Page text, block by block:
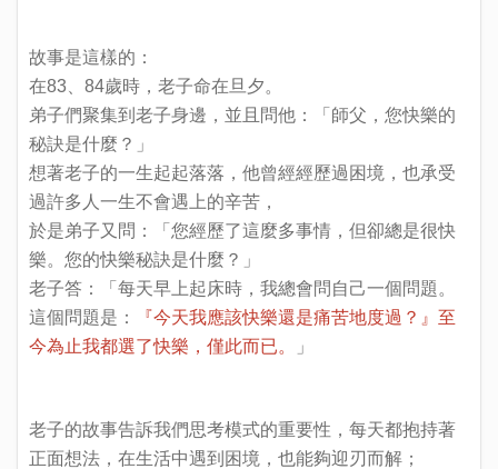
故事是這樣的：
在83、84歲時，老子命在旦夕。
弟子們聚集到老子身邊，並且問他：「師父，您快樂的
秘訣是什麼？」
想著老子的一生起起落落，他曾經經歷過困境，也承受
過許多人一生不會遇上的辛苦，
於是弟子又問：「您經歷了這麼多事情，但卻總是很快
樂。您的快樂秘訣是什麼？」
老子答：「每天早上起床時，我總會問自己一個問題。
這個問題是：
『今天我應該快樂還是痛苦地度過？』至
今為止我都選了快樂，僅此而已。
」
老子的故事告訴我們思考模式的重要性，每天都抱持著
正面想法，在生活中遇到困境，也能夠迎刃而解；